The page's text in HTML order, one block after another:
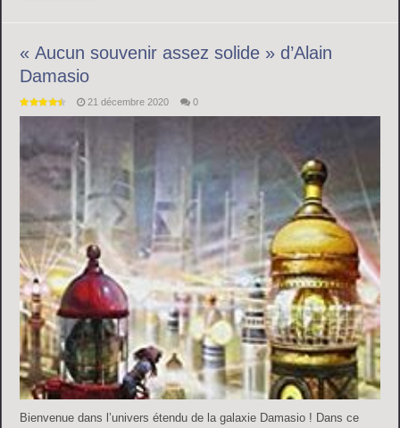
« Aucun souvenir assez solide » d’Alain
Damasio
21 décembre 2020 0
Bienvenue dans l’univers étendu de la galaxie Damasio ! Dans ce